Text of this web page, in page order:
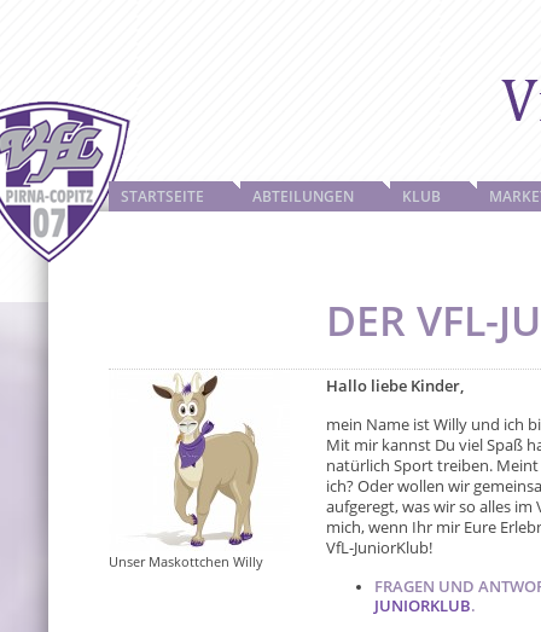
STARTSEITE ABTEILUNGEN KLUB
DER VFL-
Hallo liebe Kinder,
mein Name ist Willy und ich
Mit mir kannst Du viel Spaß
natürlich Sport treiben.
ich? Oder wollen wir
aufgeregt, was wir so alles
mich, wenn Ihr mir Eure
VfL-JuniorKlub!
FRAGEN UND
JUNIORKLUB.
Unser Maskottchen Willy